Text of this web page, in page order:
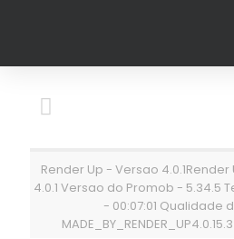
Render Up - Versao
4.0.1 Versao do Promob - 5.34.5
- 00:07:01 Qualidade